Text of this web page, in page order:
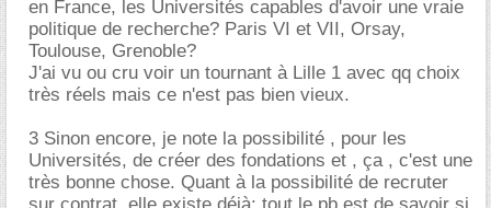
en France, les Universités capables d'avoir une vraie
politique de recherche? Paris VI et VII, Orsay,
Toulouse, Grenoble?
J'ai vu ou cru voir un tournant à Lille 1 avec qq choix
très réels mais ce n'est pas bien vieux.
3 Sinon encore, je note la possibilité , pour les
Universités, de créer des fondations et , ça , c'est une
très bonne chose. Quant à la possibilité de recruter
sur contrat, elle existe déjà: tout le pb est de savoir si